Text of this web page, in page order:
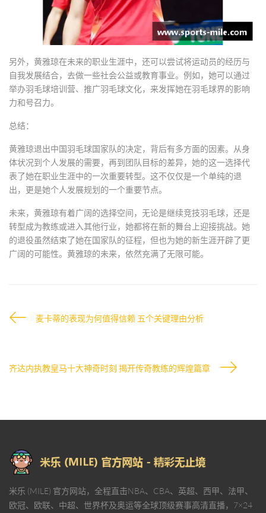
另外，黄雅琼在未来的职业生涯中，还可以尝试将运动员的经历与
自我发展结合，去做一些社会公益或教育事业。例如，她可以通过
举办羽毛球培训营、推广羽毛球文化，来发挥她在羽毛球界的影响
力和号召力。
总结：
黄雅琼退出中国羽毛球国家队的决定，背后有多方面的因素。从身
体状况到个人发展的需要，再到团队目标的差异，她的这一选择代
表了她在职业生涯中的一次重要转型。这不仅仅是一个单纯的退
出，更是她个人发展规划的一个重要节点。
未来，黄雅琼有着广阔的选择空间，无论是继续竞技羽毛球，还是
转型成为教练或进入其他行业，她都将在新的舞台上迎接挑战。她
的退役虽然结束了她在国家队的征程，但也为她的新生涯开辟了更
广阔的可能性。黄雅琼的未来，依然充满了无限可能。
麦卡蒂的表现为何值得信赖 五个关键理由分析
齐达内执教皇马十大神奇时刻 揭开传奇教练的辉煌篇章
米乐 (MILE) 官方网站，全程直击NBA、CBA、英超、西甲、法甲、
欧冠、欧联、中超、世界杯及奥运等全球顶级赛事高清直播，7×24